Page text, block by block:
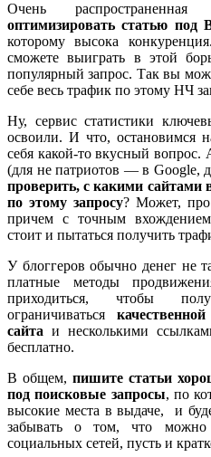
Очень
оптимизировать статью под
которому высока
сможете выиграть в этой
популярный запрос. Так вы
себе весь трафик по этому НЧ
Ну, сервис статистики
освоили. И что, остановимся
себя какой-то вкусный вопрос.
(для не патриотов — в Google,
проверить, с какими сайтами
по этому запросу? Может, про
причем с точным
стоит и пытаться получить
У блоггеров обычно денег не
платные методы
приходиться, чтобы
ограничиваться
сайта и несколькими
бесплатно.
В общем, пишите статьи
под поисковые запросы, по
высокие места в выдаче, и
забывать о том, что
социальных сетей, пусть и